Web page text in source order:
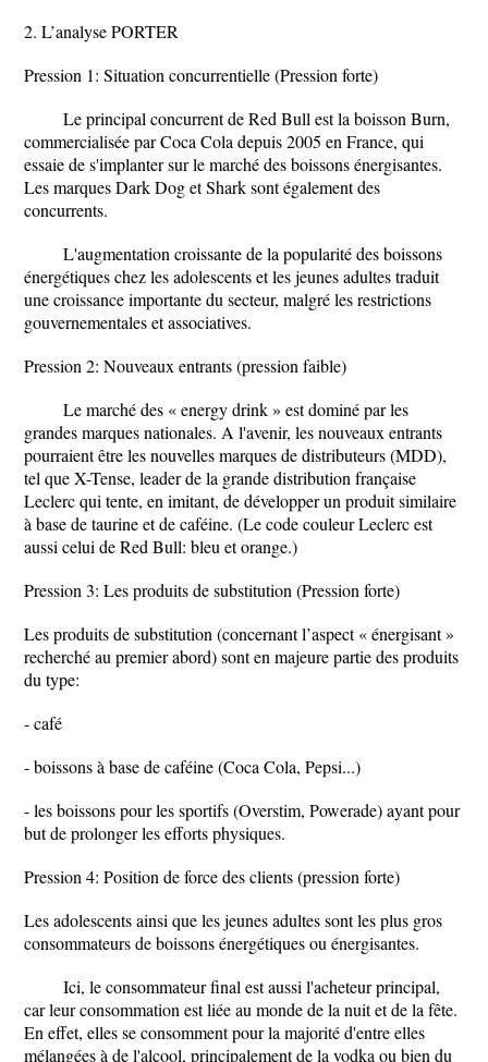
2. L’analyse PORTER
Pression 1: Situation concurrentielle (Pression forte)
Le principal concurrent de Red Bull est la boisson Burn,
commercialisée par Coca Cola depuis 2005 en France, qui
essaie de s'implanter sur le marché des boissons énergisantes.
Les marques Dark Dog et Shark sont également des
concurrents.
L'augmentation croissante de la popularité des boissons
énergétiques chez les adolescents et les jeunes adultes traduit
une croissance importante du secteur, malgré les restrictions
gouvernementales et associatives.
Pression 2: Nouveaux entrants (pression faible)
Le marché des « energy drink » est dominé par les
grandes marques nationales. A l'avenir, les nouveaux entrants
pourraient être les nouvelles marques de distributeurs (MDD),
tel que X-Tense, leader de la grande distribution française
Leclerc qui tente, en imitant, de développer un produit similaire
à base de taurine et de caféine. (Le code couleur Leclerc est
aussi celui de Red Bull: bleu et orange.)
Pression 3: Les produits de substitution (Pression forte)
Les produits de substitution (concernant l’aspect « énergisant »
recherché au premier abord) sont en majeure partie des produits
du type:
- café
- boissons à base de caféine (Coca Cola, Pepsi...)
- les boissons pour les sportifs (Overstim, Powerade) ayant pour
but de prolonger les efforts physiques.
Pression 4: Position de force des clients (pression forte)
Les adolescents ainsi que les jeunes adultes sont les plus gros
consommateurs de boissons énergétiques ou énergisantes.
Ici, le consommateur final est aussi l'acheteur principal,
car leur consommation est liée au monde de la nuit et de la fête.
En effet, elles se consomment pour la majorité d'entre elles
mélangées à de l'alcool, principalement de la vodka ou bien du